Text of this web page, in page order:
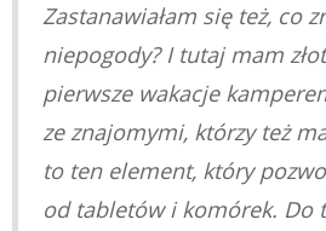
Zastanawiałam się też, co
niepogody? I tutaj mam
pierwsze wakacje
ze znajomymi, którzy też
to ten element, który
od tabletów i komórek. Do